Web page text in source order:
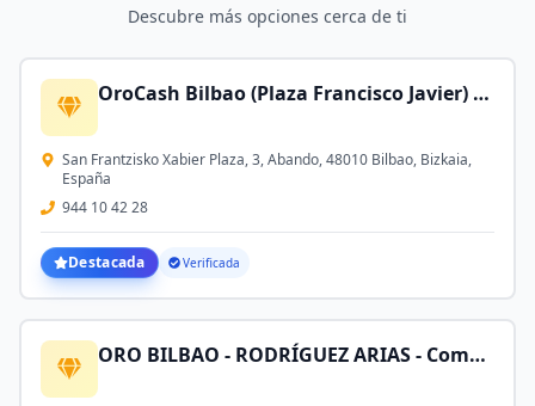
Descubre más opciones cerca de ti
OroCash Bilbao (Plaza Francisco Javier) - Compro Oro | Empeños | Joyería Low Cost
San Frantzisko Xabier Plaza, 3, Abando, 48010 Bilbao, Bizkaia,
España
944 10 42 28
Destacada Verificada
ORO BILBAO - RODRÍGUEZ ARIAS - Compro Oro, Plata, Herencias, Joyas, Monedas de Oro y Relojes de Oro